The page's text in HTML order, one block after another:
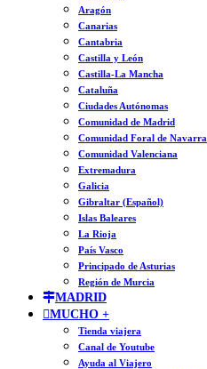
Aragón
Canarias
Cantabria
Castilla y León
Castilla-La Mancha
Cataluña
Ciudades Autónomas
Comunidad de Madrid
Comunidad Foral de Navarra
Comunidad Valenciana
Extremadura
Galicia
Gibraltar (Español)
Islas Baleares
La Rioja
País Vasco
Principado de Asturias
Región de Murcia
MADRID
MUCHO +
Tienda viajera
Canal de Youtube
Ayuda al Viajero